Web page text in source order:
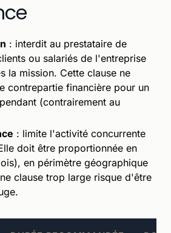
: interdit au prestataire de
ou salariés de l'entreprise
la mission. Cette clause ne
contrepartie financière pour un
(contrairement au
: limite l'activité concurrente
doit être proportionnée en
en périmètre géographique
clause trop large risque d'être